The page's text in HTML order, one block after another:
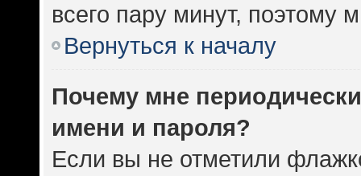
всего пару минут, поэтому
Вернуться к началу
Почему мне
имени и пароля?
Если вы не отметили